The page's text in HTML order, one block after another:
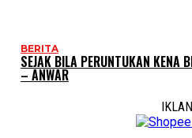
BERITA
SEJAK BILA PERUNTUKAN KENA
– ANWAR
IKLAN